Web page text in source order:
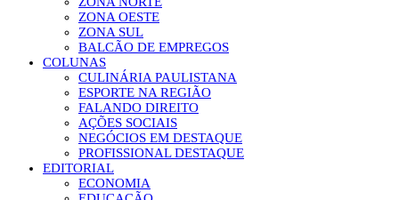
ZONA OESTE
ZONA SUL
BALCÃO DE EMPREGOS
COLUNAS
CULINÁRIA PAULISTANA
ESPORTE NA REGIÃO
FALANDO DIREITO
AÇÕES SOCIAIS
NEGÓCIOS EM DESTAQUE
PROFISSIONAL DESTAQUE
EDITORIAL
ECONOMIA